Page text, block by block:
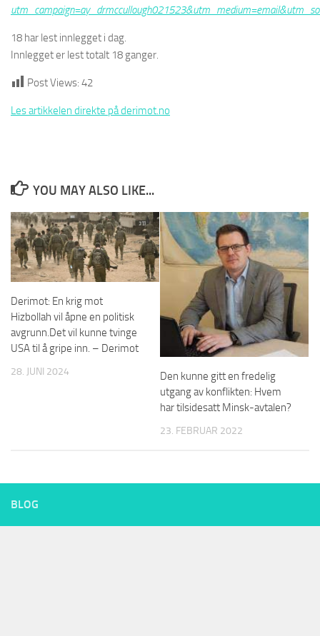
18 har lest innlegget i dag.
Innlegget er lest totalt 18 ganger.
Post Views: 42
Les artikkelen direkte på derimot.no
YOU MAY ALSO LIKE...
Derimot: En krig mot
Hizbollah vil åpne en politisk
avgrunn.Det vil kunne tvinge
USA til å gripe inn. – Derimot
28. JUNI 2024
Den kunne gitt en fredelig
utgang av konflikten: Hvem
har tilsidesatt Minsk-avtalen?
23. FEBRUAR 2022
BLOG